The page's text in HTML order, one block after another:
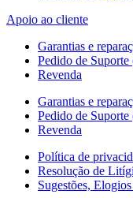
Apoio ao cliente
Garantias e
Pedido de
Revenda
Garantias e
Pedido de
Revenda
Política de
Resolução de
Sugestões,